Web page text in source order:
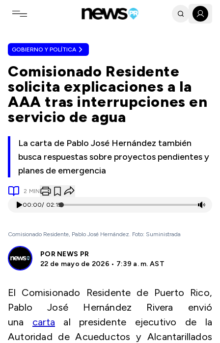
Toggle navigation menu
GOBIERNO Y POLÍTICA
Comisionado Residente
solicita explicaciones a la
AAA tras interrupciones en
servicio de agua
La carta de Pablo José Hernández también
busca respuestas sobre proyectos pendientes y
planes de emergencia
2 MIN
00:00/ 02:15
Comisionado Residente, Pablo José Hernández. Foto: Suministrada
POR NEWS PR
22 de mayo de 2026 • 7:39 a. m. AST
El Comisionado Residente de Puerto Rico,
Pablo José Hernández Rivera envió
una carta al presidente ejecutivo de la
Autoridad de Acueductos y Alcantarillados